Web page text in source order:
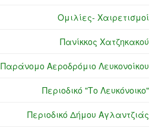
Ομιλίες- Χαιρετισμοί
Πανίκκος Χατζηκακού
Παράνομο Αεροδρόμιο Λευκονοίκου
Περιοδικό "Το Λευκόνοικο"
Περιοδικό Δήμου Αγλαντζιάς